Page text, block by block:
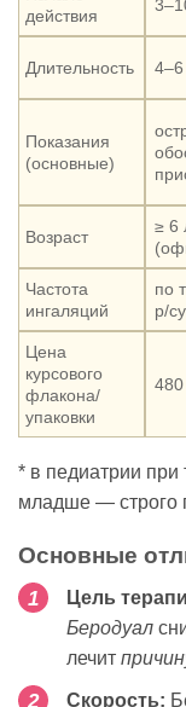
действия
Длительность 4–6
Показания
(основные)
Возраст
≥ 6
Частота
ингаляций
по
р/
Цена
курсового
флакона/
упаковки
* в педиатрии при
младше — строго
Основные
Цель
Беродуал
лечит
Скорость: